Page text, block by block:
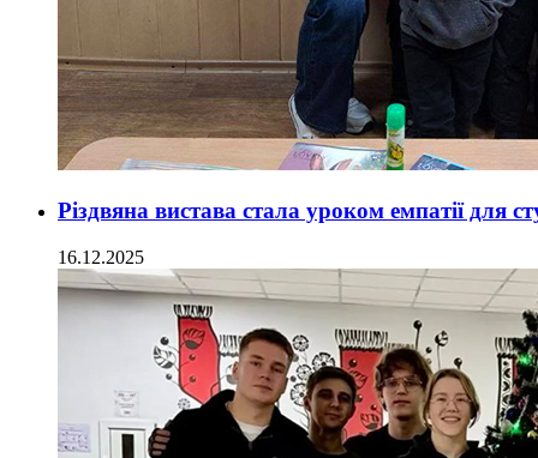
Різдвяна вистава стала уроком емпатії для
16.12.2025